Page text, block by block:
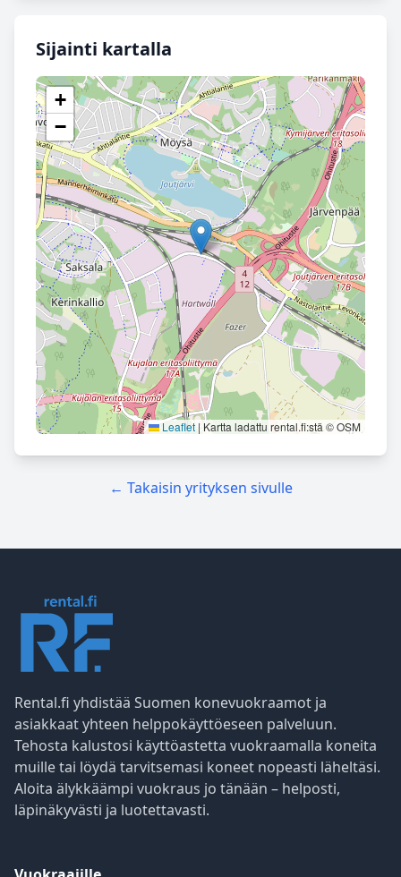
Sijainti kartalla
+
−
Leaflet | Kartta ladattu rental.fi:stä © OSM
← Takaisin yrityksen sivulle
Rental.fi yhdistää Suomen konevuokraamot ja
asiakkaat yhteen helppokäyttöeseen palveluun.
Tehosta kalustosi käyttöastetta vuokraamalla koneita
muille tai löydä tarvitsemasi koneet nopeasti läheltäsi.
Aloita älykkäämpi vuokraus jo tänään – helposti,
läpinäkyvästi ja luotettavasti.